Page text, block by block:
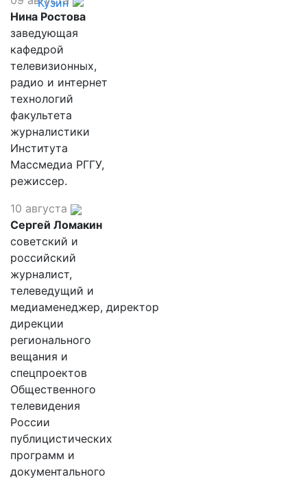
Кузин
Нина Ростова
заведующая
кафедрой
телевизионных,
радио и интернет
технологий
факультета
журналистики
Института
Массмедиа РГГУ,
режиссер.
10 августа
Сергей Ломакин
советский и
российский
журналист,
телеведущий и
медиаменеджер, директор
дирекции
регионального
вещания и
спецпроектов
Общественного
телевидения
России
публицистических
программ и
документального